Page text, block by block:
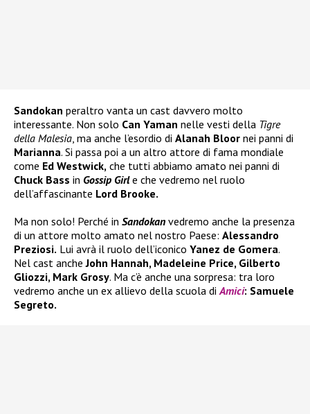
Sandokan peraltro vanta un cast davvero molto
interessante. Non solo Can Yaman nelle vesti della Tigre
della Malesia, ma anche l’esordio di Alanah Bloor nei panni di
Marianna. Si passa poi a un altro attore di fama mondiale
come Ed Westwick, che tutti abbiamo amato nei panni di
Chuck Bass in Gossip Girle che vedremo nel ruolo
dell’affascinante Lord Brooke.
Ma non solo! Perché in Sandokan vedremo anche la presenza
di un attore molto amato nel nostro Paese: Alessandro
Preziosi. Lui avrà il ruolo dell’iconico Yanez de Gomera.
Nel cast ancheJohn Hannah, Madeleine Price, Gilberto
Gliozzi, Mark Grosy. Ma c’è anche una sorpresa: tra loro
vedremo anche un ex allievo della scuola diAmici: Samuele
Segreto.